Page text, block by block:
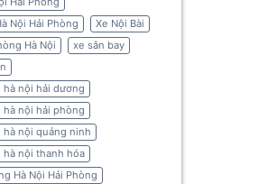
Nội Hải Phòng
Xe Nội Bài
Hà Nội
xe sân bay
nội hải dương
nội hải phòng
nội quảng ninh
nội thanh hóa
Hà Nội Hải Phòng